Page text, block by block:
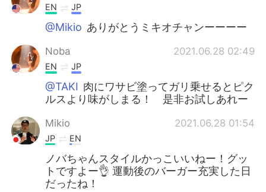
EN JP
@Mikio ありがとうミキオチャンーーーー
Noba 2021.06.28 02:49
EN JP
@TAKI 肉にワサビ塗ってガリ乗せるとピク
ルスより味がしまる！ 是非お試しあれー
Mikio 2021.06.28 01:54
JP EN
ノバちゃんスタイルかっこいいねー！グッ
トですよー👌 運動後のバーガー充実した日
だったね！